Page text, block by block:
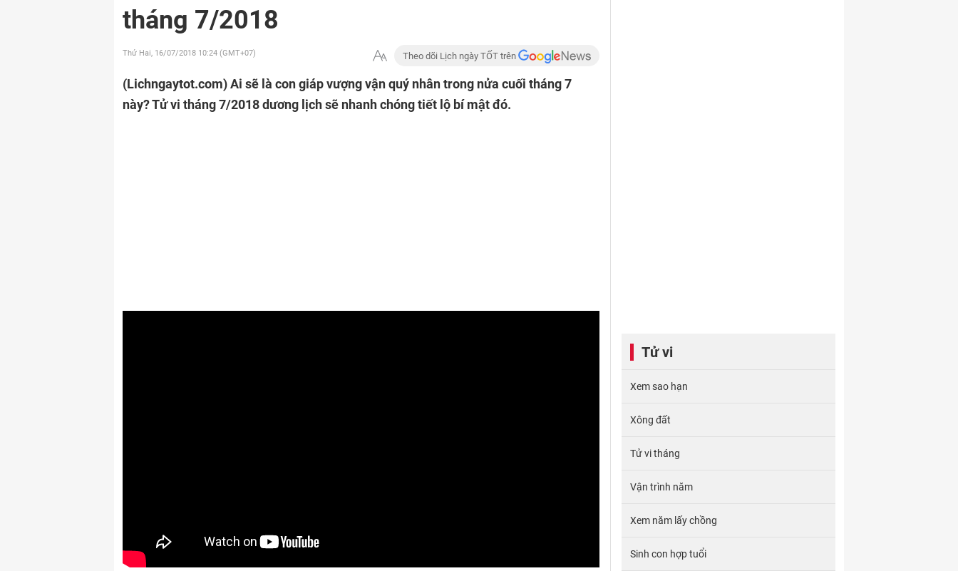
tháng 7/2018
Thứ Hai, 16/07/2018 10:24 (GMT+07) Theo dõi Lịch ngày TỐT trên
(Lichngaytot.com)Ai sẽ là con giáp vượng vận quý nhân trong nửa cuối tháng 7
này? Tử vi tháng 7/2018 dương lịch sẽ nhanh chóng tiết lộ bí mật đó.
Tử vi
Xem sao hạn
Xông đất
Tử vi tháng
Vận trình năm
Xem năm lấy chồng
Sinh con hợp tuổi